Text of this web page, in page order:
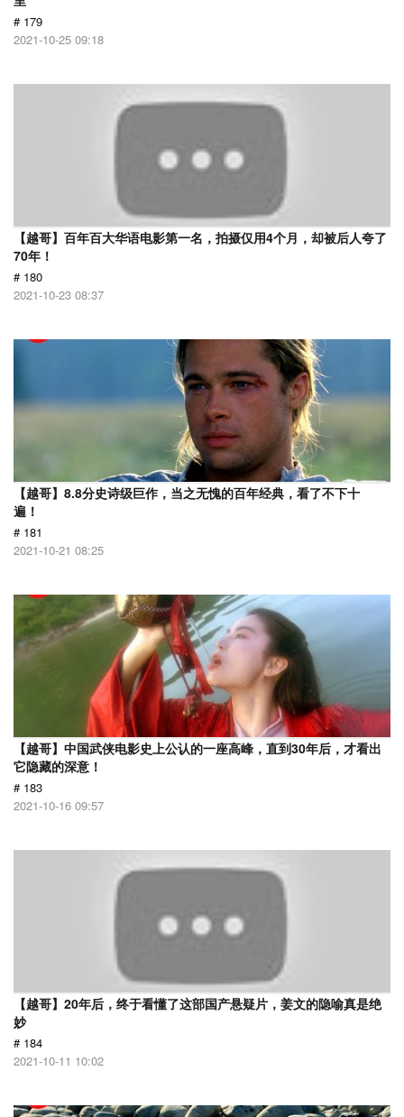
# 179
2021-10-25 09:18
【越哥】百年百大华语电影第一名，拍摄仅用4个月，却被后人夸了
70年！
# 180
2021-10-23 08:37
【越哥】8.8分史诗级巨作，当之无愧的百年经典，看了不下十
遍！
# 181
2021-10-21 08:25
【越哥】中国武侠电影史上公认的一座高峰，直到30年后，才看出
它隐藏的深意！
# 183
2021-10-16 09:57
【越哥】20年后，终于看懂了这部国产悬疑片，姜文的隐喻真是绝
妙
# 184
2021-10-11 10:02